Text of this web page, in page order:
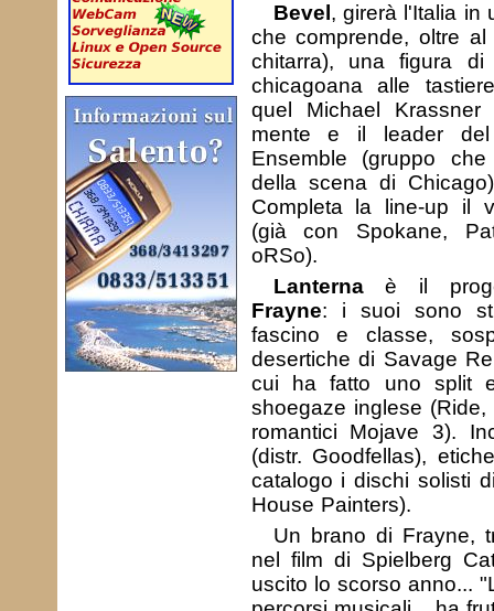
Bevel , girerà l'Italia in
che comprende, oltre
chitarra), una figura
chicagoana alle
quel Michael
mente e il leader del
Ensemble (gruppo
della scena di
Completa la line-up il
(già con Spokane,
oRSo).
Lanternaè il
Frayne: i suoi sono
fascino e classe,
desertiche di Savage
cui ha fatto uno split
shoegaze inglese
romantici Mojave 3).
(distr. Goodfellas),
catalogo i dischi solisti
House Painters).
Un brano di Frayne,
nel film di Spielberg
uscito lo scorso anno...